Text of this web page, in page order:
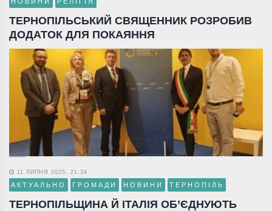
ТЕРНОПІЛЬСЬКИЙ СВЯЩЕННИК РОЗРОБИВ
ДОДАТОК ДЛЯ ПОКАЯННЯ
11 ЛИПНЯ 2025, 21:34
АКТУАЛЬНО ГРОМАДИ НОВИНИ ТЕРНОПІЛЬ
ТЕРНОПІЛЬЩИНА Й ІТАЛІЯ ОБ’ЄДНУЮТЬ